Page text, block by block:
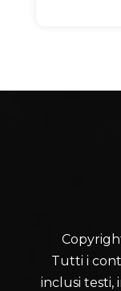
Tutti i
inclusi testi,